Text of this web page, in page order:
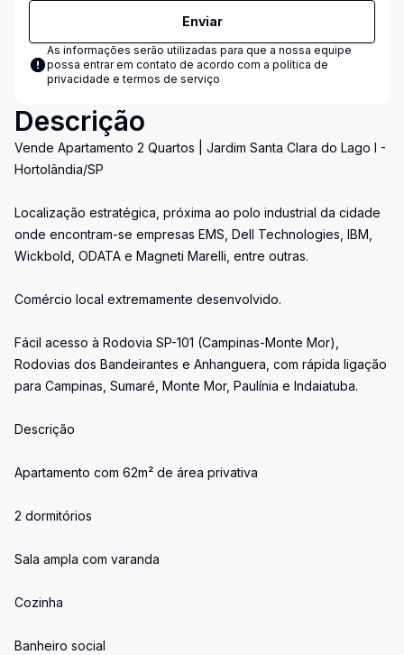
Enviar
As informações serão utilizadas para que a nossa equipe
possa entrar em contato de acordo com a política de
privacidade e termos de serviço
Descrição
Vende Apartamento 2 Quartos | Jardim Santa Clara do Lago I -
Hortolândia/SP
Localização estratégica, próxima ao polo industrial da cidade
onde encontram-se empresas EMS, Dell Technologies, IBM,
Wickbold, ODATA e Magneti Marelli, entre outras.
Comércio local extremamente desenvolvido.
Fácil acesso à Rodovia SP-101 (Campinas-Monte Mor),
Rodovias dos Bandeirantes e Anhanguera, com rápida ligação
para Campinas, Sumaré, Monte Mor, Paulínia e Indaiatuba.
Descrição
Apartamento com 62m² de área privativa
2 dormitórios
Sala ampla com varanda
Cozinha
Banheiro social